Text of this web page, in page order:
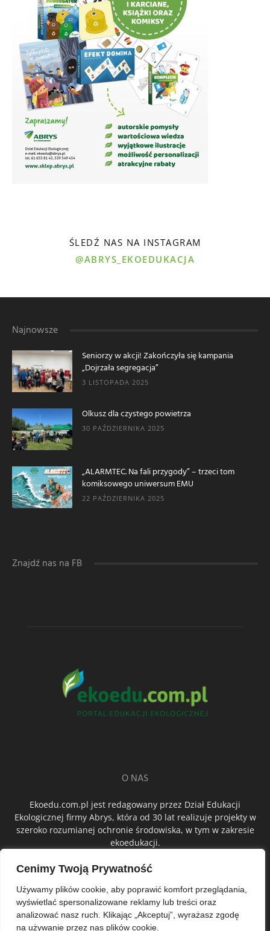
Cenimy Twoją Prywatność
Używamy plików cookie, aby poprawić komfort przeglądania,
wyświetlać spersonalizowane reklamy lub treści oraz
analizować nasz ruch. Klikając „Akceptuj”, wyrażasz zgodę
na używanie przez nas plików cookie.
ŚLEDŹ NAS NA INSTAGRAM
@ABRYS_EKOEDUKACJA
Najnowsze
Seniorzy w akcji! Zakończyła się kampania
„Dojrzała segregacja”
3 LISTOPADA 2025
Olkusz dla czystego powietrza
30 PAŹDZIERNIKA 2025
„ALARMTEC. Na fali przygody” – trzeci tom
komiksowego uniwersum EMU
22 PAŹDZIERNIKA 2025
Znajdź nas na FB
O NAS
Ekoedu.com.pl jest redagowany przez Dział Edukacji
Ekologicznej firmy Abrys, która od 30 lat realizuje projekty w
szeroko rozumianej ochronie środowiska, w tym w zakresie
ekoedukacji.
ŚLEDŹ NAS